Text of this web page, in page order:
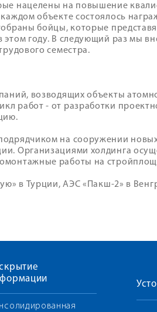
нацелены на повышение
объекте состоялось
бойцы, которые
году. В следующий раз мы
семестра.
возводящих объекты
работ - от разработки
на сооружении
Организациями холдинга
работы на
в Турции, АЭС «Пакш-2» в